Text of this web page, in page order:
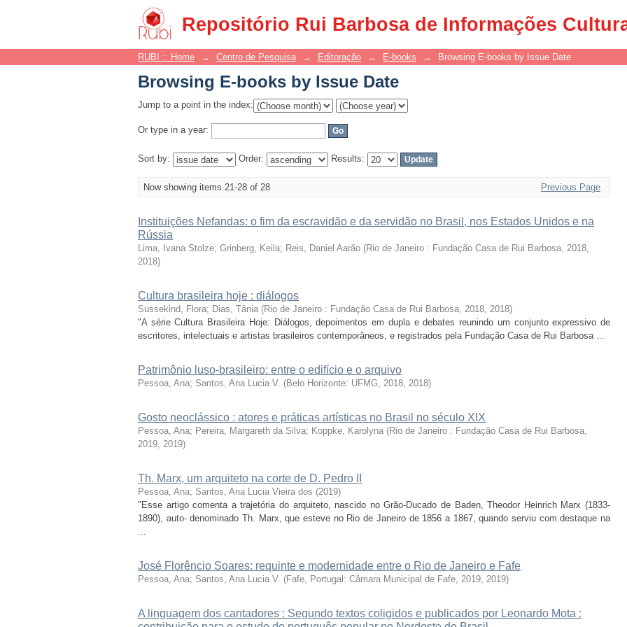
Repositório Rui Barbosa de Informações
Browsing E-books by Issue Date
RUBI :: Home → Centro de Pesquisa → Editoração → E-books → Browsing E-books by Issue Date
Browsing E-books by Issue Date
Jump to a point in the index:
Or type in a year:
Sort by: Order: Results:
Now showing items 21-28 of 28 Previous Page
Instituições Nefandas: o fim da escravidão e da servidão no Brasil, nos Estados Unidos e na
Rússia
Lima, Ivana Stolze; Grinberg, Keila; Reis, Daniel Aarão (Rio de Janeiro : Fundação Casa de Rui Barbosa, 2018,
2018)
Cultura brasileira hoje : diálogos
Süssekind, Flora; Dias, Tânia (Rio de Janeiro : Fundação Casa de Rui Barbosa, 2018, 2018)
"A série Cultura Brasileira Hoje: Diálogos, depoimentos em dupla e debates reunindo um conjunto expressivo de
escritores, intelectuais e artistas brasileiros contemporâneos, e registrados pela Fundação Casa de Rui Barbosa ...
Patrimônio luso-brasileiro: entre o edifício e o arquivo
Pessoa, Ana; Santos, Ana Lucia V. (Belo Horizonte: UFMG, 2018, 2018)
Gosto neoclássico : atores e práticas artísticas no Brasil no século XIX
Pessoa, Ana; Pereira, Margareth da Silva; Koppke, Karolyna (Rio de Janeiro : Fundação Casa de Rui Barbosa,
2019, 2019)
Th. Marx, um arquiteto na corte de D. Pedro II
Pessoa, Ana; Santos, Ana Lucia Vieira dos (2019)
"Esse artigo comenta a trajetória do arquiteto, nascido no Grão-Ducado de Baden, Theodor Heinrich Marx (1833-
1890), auto- denominado Th. Marx, que esteve no Rio de Janeiro de 1856 a 1867, quando serviu com destaque na
...
José Florêncio Soares: requinte e modernidade entre o Rio de Janeiro e Fafe
Pessoa, Ana; Santos, Ana Lucia V. (Fafe, Portugal: Câmara Municipal de Fafe, 2019, 2019)
A linguagem dos cantadores : Segundo textos coligidos e publicados por Leonardo Mota :